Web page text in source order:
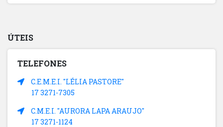
ÚTEIS
TELEFONES
C.E.M.E.I. "LÉLIA PASTORE"
17 3271-7305
C.M.E.I. "AURORA LAPA ARAUJO"
17 3271-1124